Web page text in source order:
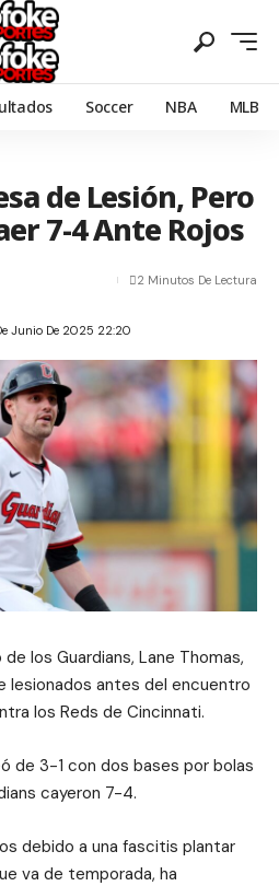
Soccer NBA MLB
de Lesión, Pero
7-4 Ante Rojos
Junio De 2025 22:20
2 Minutos De Lectura
de los Guardians, Lane Thomas,
lesionados antes del encuentro
los Reds de Cincinnati.
de 3-1 con dos bases por bolas
cayeron 7-4.
debido a una fascitis plantar
va de temporada, ha